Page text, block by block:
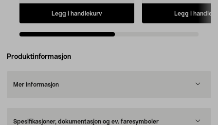
Legg i handlekurv Legg i
Produktinformasjon
Mer informasjon
Spesifikasjoner, dokumentasjon og ev. faresymboler